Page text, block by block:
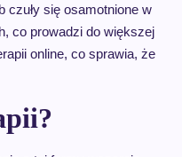
czuły się osamotnione w
co prowadzi do większej
online, co sprawia, że